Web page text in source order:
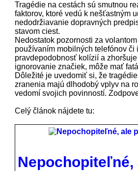
Tragédie na cestách sú smutnou
faktorov, ktoré vedú k nešťastným
nedodržiavanie dopravných
stavom ciest.
Nedostatok pozornosti za
používaním mobilných telefónov
pravdepodobnosť kolízií a
ignorovanie značiek, môže mať
Dôležité je uvedomiť si, že
zranenia majú dlhodobý vplyv na
vedomí svojich povinností.
Celý článok nájdete tu: